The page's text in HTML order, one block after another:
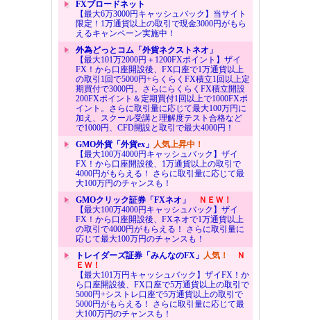
FXブロードネット
【最大6万3000円キャッシュバック】当サイト
限定！1万通貨以上の取引で現金3000円がもら
えるキャンペーン実施中！
外為どっとコム「外貨ネクストネオ」
【最大101万2000円＋1200FXポイント】ザイ
FX！から口座開設後、FX口座で1万通貨以上
の取引1回で5000円+らくらくFX積立1回以上定
期買付で3000円。さらにらくらくFX積立開設
200FXポイント＆定期買付1回以上で1000FXポ
イント。さらに取引量に応じて最大100万円に
加え、スクール受講と理解度テスト合格など
で1000円、CFD開設と取引で最大4000円！
GMO外貨「外貨ex」 人気上昇中！
【最大100万4000円キャッシュバック】ザイ
FX！から口座開設後、1万通貨以上の取引で
4000円がもらえる！ さらに取引量に応じて最
大100万円のチャンスも！
GMOクリック証券「FXネオ」
ＮＥＷ！
【最大100万4000円キャッシュバック】ザイ
FX！から口座開設後、FXネオで1万通貨以上
の取引で4000円がもらえる！ さらに取引量に
応じて最大100万円のチャンスも！
トレイダーズ証券「みんなのFX」 人気！
Ｎ
ＥＷ！
【最大101万円キャッシュバック】ザイFX！か
ら口座開設後、FX口座で5万通貨以上の取引で
5000円+シストレ口座で5万通貨以上の取引で
5000円がもらえる！ さらに取引量に応じて最
大100万円のチャンスも！